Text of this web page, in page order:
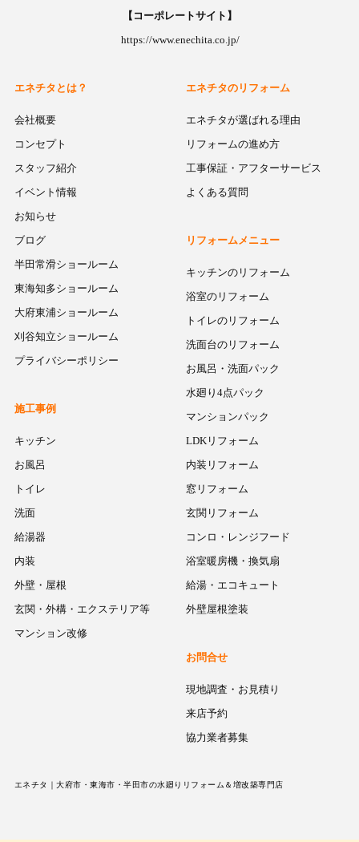
【コーポレートサイト】
https://www.enechita.co.jp/
エネチタとは？
会社概要
コンセプト
スタッフ紹介
イベント情報
お知らせ
ブログ
半田常滑ショールーム
東海知多ショールーム
大府東浦ショールーム
刈谷知立ショールーム
プライバシーポリシー
エネチタのリフォーム
エネチタが選ばれる理由
リフォームの進め方
工事保証・アフターサービス
よくある質問
リフォームメニュー
キッチンのリフォーム
浴室のリフォーム
トイレのリフォーム
洗面台のリフォーム
お風呂・洗面パック
水廻り4点パック
マンションパック
LDKリフォーム
内装リフォーム
窓リフォーム
玄関リフォーム
コンロ・レンジフード
浴室暖房機・換気扇
給湯・エコキュート
外壁屋根塗装
施工事例
キッチン
お風呂
トイレ
洗面
給湯器
内装
外壁・屋根
玄関・外構・エクステリア等
マンション改修
お問合せ
現地調査・お見積り
来店予約
協力業者募集
エネチタ｜大府市・東海市・半田市の水廻りリフォーム＆増改築専門店